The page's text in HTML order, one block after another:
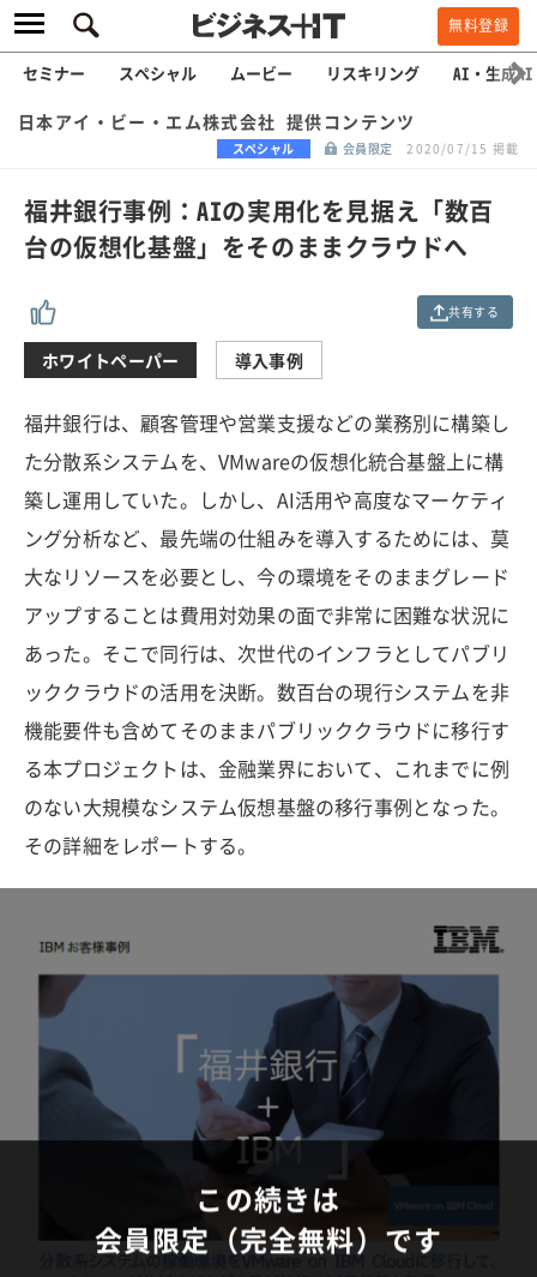
無料登録
セミナー スペシャル ムービー リスキリング AI・生成AI
日本アイ・ビー・エム株式会社 提供コンテンツ
スペシャル 会員限定 2020/07/15 掲載
福井銀行事例：AIの実用化を見据え「数百
台の仮想化基盤」をそのままクラウドへ
共有する
ホワイトペーパー 導入事例
福井銀行は、顧客管理や営業支援などの業務別に構築し
た分散系システムを、VMwareの仮想化統合基盤上に構
築し運用していた。しかし、AI活用や高度なマーケティ
ング分析など、最先端の仕組みを導入するためには、莫
大なリソースを必要とし、今の環境をそのままグレード
アップすることは費用対効果の面で非常に困難な状況に
あった。そこで同行は、次世代のインフラとしてパブリ
ッククラウドの活用を決断。数百台の現行システムを非
機能要件も含めてそのままパブリッククラウドに移行す
る本プロジェクトは、金融業界において、これまでに例
のない大規模なシステム仮想基盤の移行事例となった。
その詳細をレポートする。
この続きは
会員限定（完全無料）です